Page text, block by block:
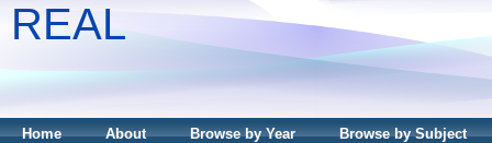
REAL
Home About Browse by Year Browse by Subject